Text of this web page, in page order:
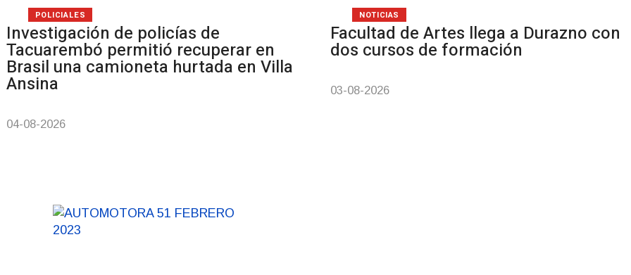
Investigación de policías de
Tacuarembó permitió recuperar en
Brasil una camioneta hurtada en Villa
Ansina
04-08-2026
POLICIALES
Facultad de Artes llega a Durazno con
dos cursos de formación
03-08-2026
NOTICIAS